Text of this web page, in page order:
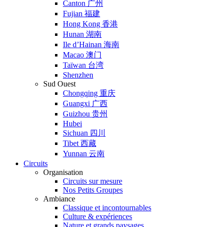
Canton 广州
Fujian 福建
Hong Kong 香港
Hunan 湖南
Ile d’Hainan 海南
Macao 澳门
Taïwan 台湾
Shenzhen
Sud Ouest
Chongqing 重庆
Guangxi 广西
Guizhou 贵州
Hubei
Sichuan 四川
Tibet 西藏
Yunnan 云南
Circuits
Organisation
Circuits sur mesure
Nos Petits Groupes
Ambiance
Classique et incontournables
Culture & expériences
Nature et grands paysages